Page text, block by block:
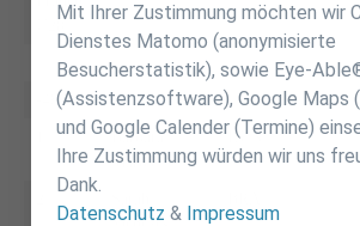
U20
-48 kg
Barbara
Maros
HUN
Mit Ihrer Zustimmung möchten wir
Dienstes Matomo (anonymisierte
Besucherstatistik), sowie Eye-
(Assistenzsoftware), Google Maps
und Google Calender (Termine)
Ihre Zustimmung würden wir uns
Dank.
Datenschutz & Impressum